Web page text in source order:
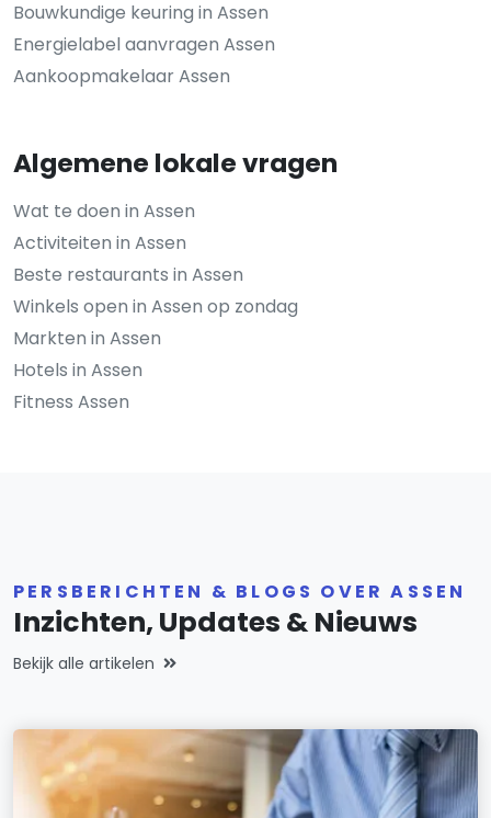
Bouwkundige keuring in Assen
Energielabel aanvragen Assen
Aankoopmakelaar Assen
Algemene lokale vragen
Wat te doen in Assen
Activiteiten in Assen
Beste restaurants in Assen
Winkels open in Assen op zondag
Markten in Assen
Hotels in Assen
Fitness Assen
PERSBERICHTEN & BLOGS OVER ASSEN
Inzichten, Updates & Nieuws
Bekijk alle artikelen